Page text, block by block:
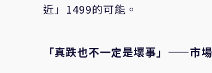
近」1499的可能。
「真跌也不一定是壞事」——市